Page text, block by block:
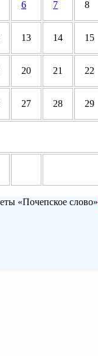
6 7 8
13 14 15
20 21 22
27 28 29
«Почепское слово»